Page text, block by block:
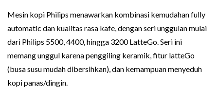
Mesin kopi Philips menawarkan kombinasi kemudahan fully
automatic dan kualitas rasa kafe, dengan seri unggulan mulai
dari Philips 5500, 4400, hingga 3200 LatteGo. Seri ini
memang unggul karena penggiling keramik, fitur latteGo
(busa susu mudah dibersihkan), dan kemampuan menyeduh
kopi panas/dingin.